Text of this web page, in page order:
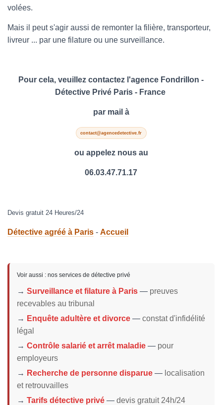
volées.
Mais il peut s'agir aussi de remonter la filière, transporteur,
livreur ... par une filature ou une surveillance.
Pour cela, veuillez contactez l'agence Fondrillon -
Détective Privé Paris - France
par mail à
contact@agencedetective.fr
ou appelez nous au
06.03.47.71.17
Devis gratuit 24 Heures/24
Détective agréé à Paris - Accueil
Voir aussi : nos services de détective privé
→ Surveillance et filature à Paris — preuves
recevables au tribunal
→ Enquête adultère et divorce — constat d'infidélité
légal
→ Contrôle salarié et arrêt maladie — pour
employeurs
→ Recherche de personne disparue — localisation
et retrouvailles
→ Tarifs détective privé — devis gratuit 24h/24